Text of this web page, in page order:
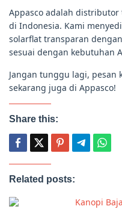
Appasco adalah
di Indonesia. Kami
solarflat transparan
sesuai dengan kebutuhan
Jangan tunggu lagi, pesan
sekarang juga di Appasco!
Share this:
Related posts:
Kanopi